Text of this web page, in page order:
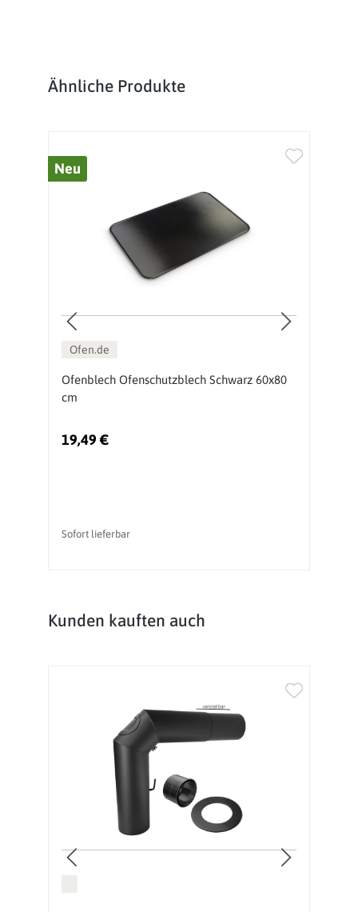
Produktgalerie überspringen
Ähnliche Produkte
Neu
Ofen.de
Ofenblech Ofenschutzblech Schwarz 60x80
cm
19,49 €
Sofort lieferbar
Produktgalerie überspringen
Kunden kauften auch